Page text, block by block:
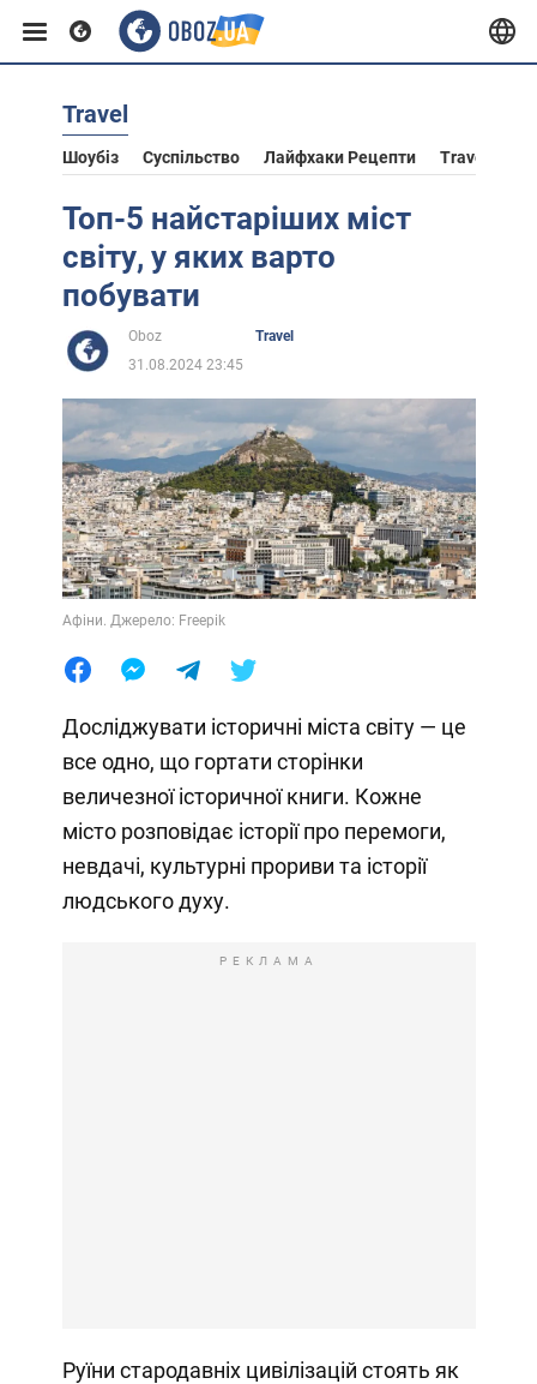
Європа
США
Африка
Життя
Лайфхаки
Travel
Шоубіз Суспільство Лайфхаки Рецепти Travel
Топ-5 найстаріших міст
світу, у яких варто
побувати
Oboz
Travel
31.08.2024 23:45
Афіни. Джерело: Freepik
Досліджувати історичні міста світу — це
все одно, що гортати сторінки
величезної історичної книги. Кожне
місто розповідає історії про перемоги,
невдачі, культурні прориви та історії
людського духу.
РЕКЛАМА
Руїни стародавніх цивілізацій стоять як